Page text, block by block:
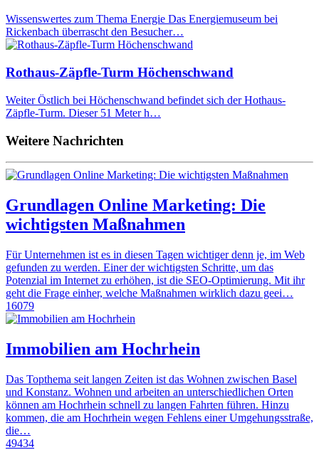
Wissenswertes zum Thema Energie Das Energiemuseum bei
Rickenbach überrascht den Besucher…
Rothaus-Zäpfle-Turm Höchenschwand
Weiter Östlich bei Höchenschwand befindet sich der Hothaus-
Zäpfle-Turm. Dieser 51 Meter h…
Weitere Nachrichten
Grundlagen Online Marketing: Die
wichtigsten Maßnahmen
Für Unternehmen ist es in diesen Tagen wichtiger denn je, im Web
gefunden zu werden. Einer der wichtigsten Schritte, um das
Potenzial im Internet zu erhöhen, ist die SEO-Optimierung. Mit ihr
geht die Frage einher, welche Maßnahmen wirklich dazu geei…
16079
Immobilien am Hochrhein
Das Topthema seit langen Zeiten ist das Wohnen zwischen Basel
und Konstanz. Wohnen und arbeiten an unterschiedlichen Orten
können am Hochrhein schnell zu langen Fahrten führen. Hinzu
kommen, die am Hochrhein wegen Fehlens einer Umgehungsstraße,
die…
49434